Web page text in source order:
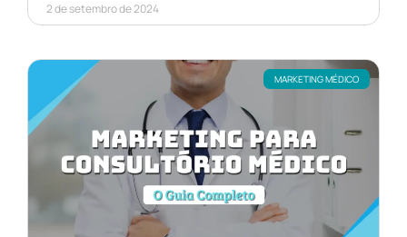
2 de setembro de 2024
MARKETING MÉDICO